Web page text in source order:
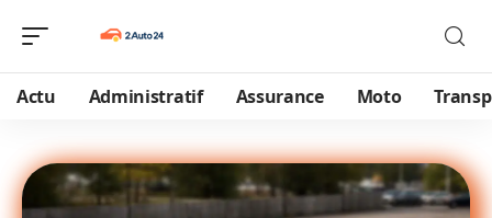
Actu Administratif Assurance Moto